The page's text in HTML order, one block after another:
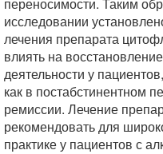
исследовании
лечения препарата
влиять на
деятельности у
как в постабстинентном
ремиссии. Лечение
рекомендовать для
практике у пациентов с